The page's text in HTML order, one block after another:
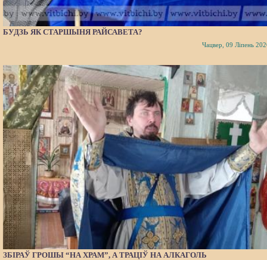
БУДЗЬ ЯК СТАРШЫНЯ РАЙСАВЕТА?
Чацвер, 09 Ліпень
ЗБІРАЎ ГРОШЫ “НА ХРАМ”, А ТРАЦІЎ НА АЛКАГОЛЬ